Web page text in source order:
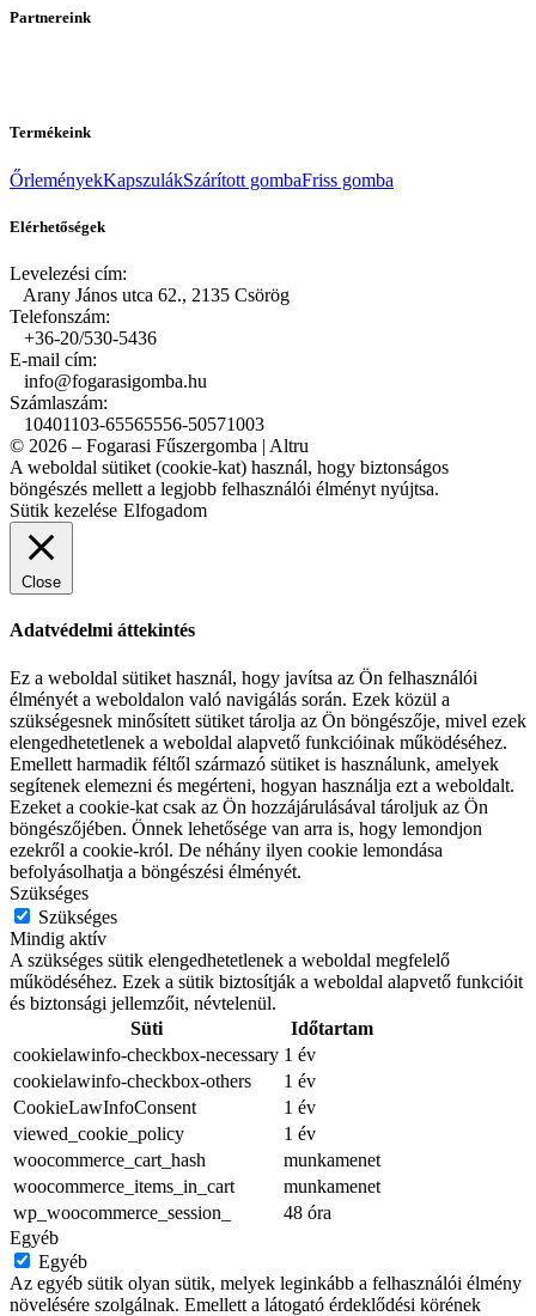
Partnereink
Termékeink
ŐrleményekKapszulákSzárított gombaFriss gomba
Elérhetőségek
Levelezési cím:
Arany János utca 62., 2135 Csörög
Telefonszám:
+36-20/530-5436
E-mail cím:
info@fogarasigomba.hu
Számlaszám:
10401103-65565556-50571003
© 2026 – Fogarasi Fűszergomba | Altru
A weboldal sütiket (cookie-kat) használ, hogy biztonságos
böngészés mellett a legjobb felhasználói élményt nyújtsa.
Sütik kezelése Elfogadom
Close
Adatvédelmi áttekintés
Ez a weboldal sütiket használ, hogy javítsa az Ön felhasználói
élményét a weboldalon való navigálás során. Ezek közül a
szükségesnek minősített sütiket tárolja az Ön böngészője, mivel ezek
elengedhetetlenek a weboldal alapvető funkcióinak működéséhez.
Emellett harmadik féltől származó sütiket is használunk, amelyek
segítenek elemezni és megérteni, hogyan használja ezt a weboldalt.
Ezeket a cookie-kat csak az Ön hozzájárulásával tároljuk az Ön
böngészőjében. Önnek lehetősége van arra is, hogy lemondjon
ezekről a cookie-król. De néhány ilyen cookie lemondása
befolyásolhatja a böngészési élményét.
Szükséges
Szükséges
Mindig aktív
A szükséges sütik elengedhetetlenek a weboldal megfelelő
működéséhez. Ezek a sütik biztosítják a weboldal alapvető funkcióit
és biztonsági jellemzőit, névtelenül.
Süti
Időtartam
cookielawinfo-checkbox-necessary 1 év
cookielawinfo-checkbox-others
1 év
CookieLawInfoConsent
1 év
viewed_cookie_policy
1 év
woocommerce_cart_hash
munkamenet
woocommerce_items_in_cart
munkamenet
wp_woocommerce_session_
48 óra
Egyéb
Egyéb
Az egyéb sütik olyan sütik, melyek leginkább a felhasználói élmény
növelésére szolgálnak. Emellett a látogató érdeklődési körének